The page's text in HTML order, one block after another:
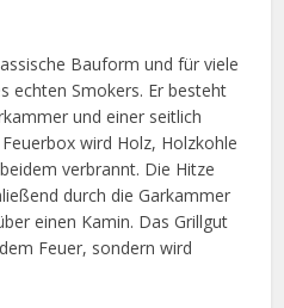
Bauform und für viele
echten Smokers. Er besteht
und einer seitlich
wird Holz, Holzkohle
verbrannt. Die Hitze
durch die Garkammer
einen Kamin. Das Grillgut
Feuer, sondern wird